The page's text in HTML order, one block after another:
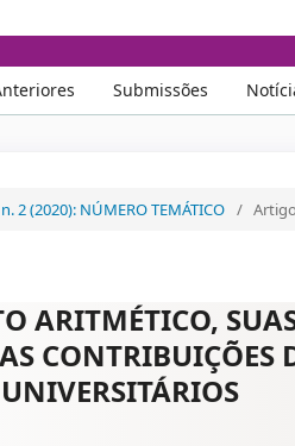
- Educação
Submissões
2 (2020): NÚMERO TEMÁTICO /
ARITMÉTICO,